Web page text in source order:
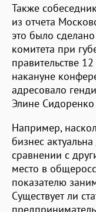
Также
из отчета
это было
комитета при
правительстве
накануне
адресовало
Элине
Например,
бизнес
сравнении с
место в
показателю
Существует ли